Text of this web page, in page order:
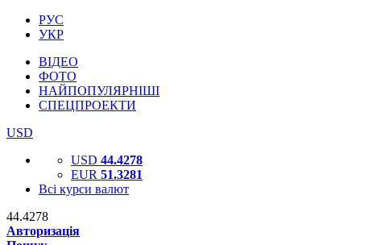
РУС
УКР
ВІДЕО
ФОТО
НАЙПОПУЛЯРНІШІ
СПЕЦПРОЕКТИ
USD
USD 44.4278
EUR 51.3281
Всі курси валют
44.4278
Авторизація